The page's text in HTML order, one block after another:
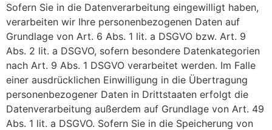
Sofern Sie in die Datenverarbeitung eingewilligt haben,
verarbeiten wir Ihre personenbezogenen Daten auf
Grundlage von Art. 6 Abs. 1 lit. a DSGVO bzw. Art. 9
Abs. 2 lit. a DSGVO, sofern besondere Datenkategorien
nach Art. 9 Abs. 1 DSGVO verarbeitet werden. Im Falle
einer ausdrücklichen Einwilligung in die Übertragung
personenbezogener Daten in Drittstaaten erfolgt die
Datenverarbeitung außerdem auf Grundlage von Art. 49
Abs. 1 lit. a DSGVO. Sofern Sie in die Speicherung von